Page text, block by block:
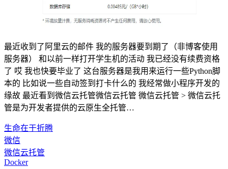
最近收到了阿里云的邮件 我的服务器要到期了（非博客使用
服务器） 和以前一样打开学生机的活动 我已经没有续费资格
了 哎 我也快要毕业了 这台服务器是我用来运行一些Python脚
本的 比如说一些自动签到打卡什么的 我经常做小程序开发的
缘故 最近看到微信云托管微信云托管 微信云托管 > 微信云托
管是为开发者提供的云原生全托管…
生命在于折腾
微信
微信云托管
Docker